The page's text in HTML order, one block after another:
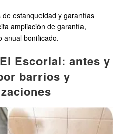
estanqueidad y garantías
ampliación de garantía,
anual bonificado.
Escorial: antes y
barrios y